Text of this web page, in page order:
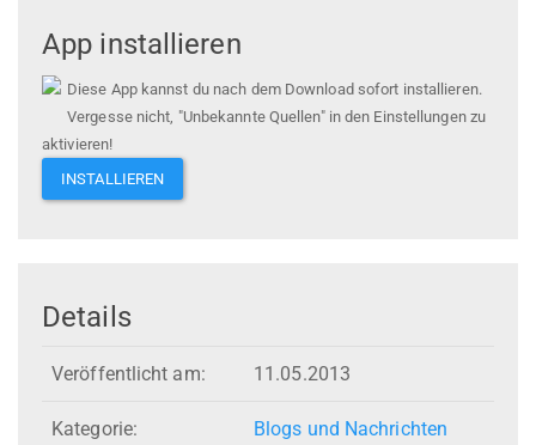
App installieren
Diese App kannst du nach dem Download sofort installieren.
Vergesse nicht, "Unbekannte Quellen" in den Einstellungen zu
aktivieren!
INSTALLIEREN
Details
Veröffentlicht am: 11.05.2013
Kategorie: Blogs und Nachrichten